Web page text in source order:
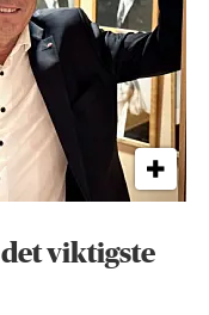
viktigste